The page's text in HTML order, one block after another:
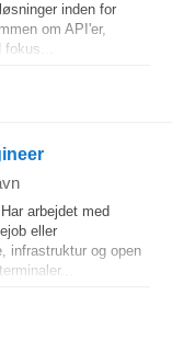
inden for
om API'er,
arbejdet med
eller
infrastruktur og open